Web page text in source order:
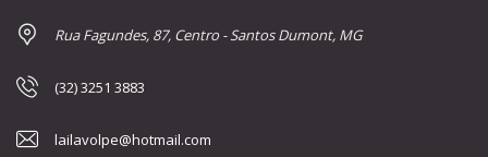
Rua Fagundes, 87, Centro - Santos Dumont, MG
(32) 3251 3883
lailavolpe@hotmail.com